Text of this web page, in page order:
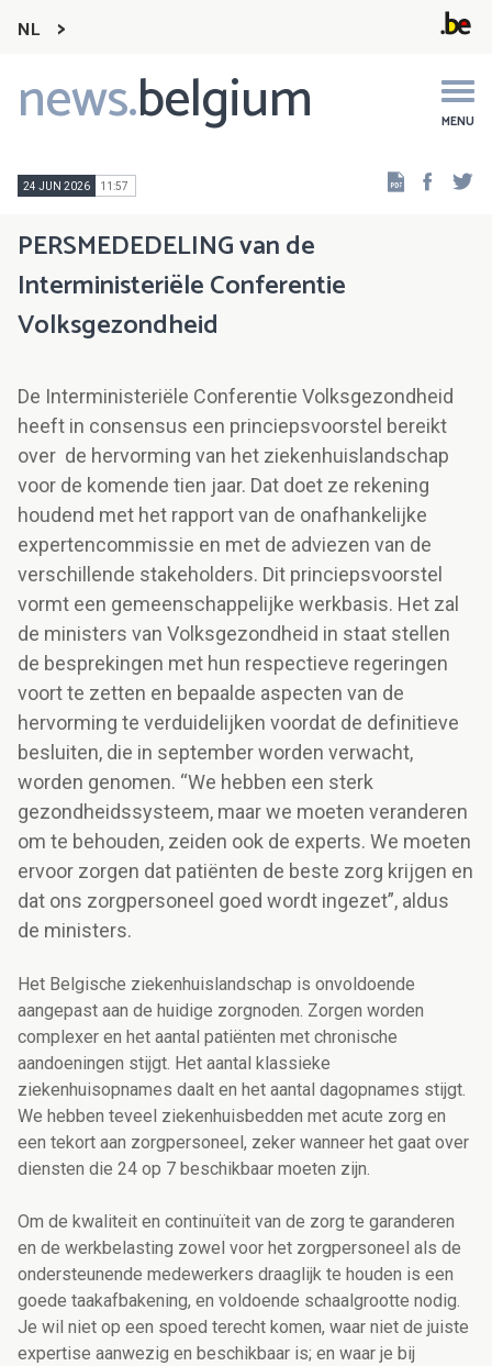
NL
news.belgium MENU
Main
navigation
24 JUN 2026 11:57
PERSMEDEDELING van de
Interministeriële Conferentie
Volksgezondheid
De Interministeriële Conferentie Volksgezondheid
heeft in consensus een princiepsvoorstel bereikt
over de hervorming van het ziekenhuislandschap
voor de komende tien jaar. Dat doet ze rekening
houdend met het rapport van de onafhankelijke
expertencommissie en met de adviezen van de
verschillende stakeholders. Dit princiepsvoorstel
vormt een gemeenschappelijke werkbasis. Het zal
de ministers van Volksgezondheid in staat stellen
de besprekingen met hun respectieve regeringen
voort te zetten en bepaalde aspecten van de
hervorming te verduidelijken voordat de definitieve
besluiten, die in september worden verwacht,
worden genomen. “We hebben een sterk
gezondheidssysteem, maar we moeten veranderen
om te behouden, zeiden ook de experts. We moeten
ervoor zorgen dat patiënten de beste zorg krijgen en
dat ons zorgpersoneel goed wordt ingezet”, aldus
de ministers.
Het Belgische ziekenhuislandschap is onvoldoende
aangepast aan de huidige zorgnoden. Zorgen worden
complexer en het aantal patiënten met chronische
aandoeningen stijgt. Het aantal klassieke
ziekenhuisopnames daalt en het aantal dagopnames stijgt.
We hebben teveel ziekenhuisbedden met acute zorg en
een tekort aan zorgpersoneel, zeker wanneer het gaat over
diensten die 24 op 7 beschikbaar moeten zijn.
Om de kwaliteit en continuïteit van de zorg te garanderen
en de werkbelasting zowel voor het zorgpersoneel als de
ondersteunende medewerkers draaglijk te houden is een
goede taakafbakening, en voldoende schaalgrootte nodig.
Je wil niet op een spoed terecht komen, waar niet de juiste
expertise aanwezig en beschikbaar is; en waar je bij